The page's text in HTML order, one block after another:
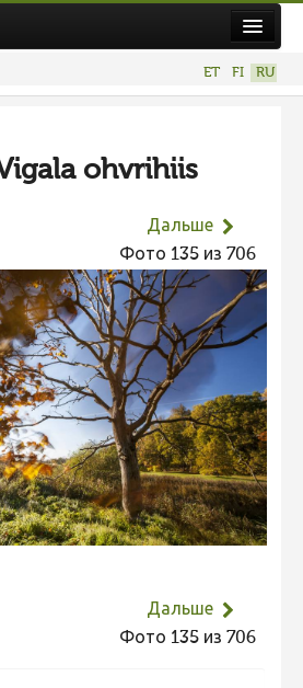
2025
2024
2023
ET FI RU
ohvrihiis
Дальше
Фото 135 из 706
Дальше
Фото 135 из 706